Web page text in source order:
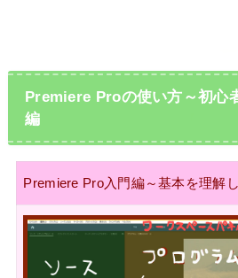
Premiere Proの使い方～初心
編
Premiere Pro入門編～基本を理解